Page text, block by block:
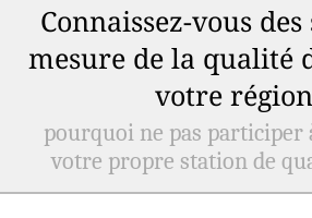
Connaissez-vous
mesure de la qualité
votre
pourquoi ne pas participer
votre propre station de